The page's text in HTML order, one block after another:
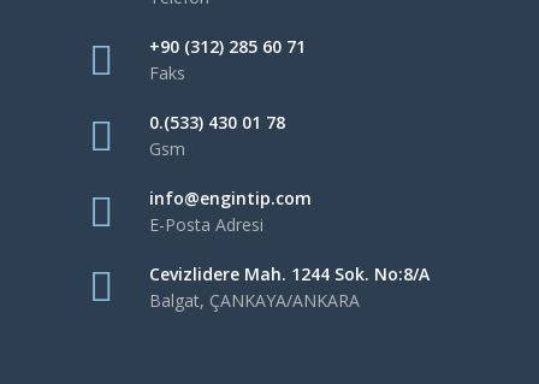
+90 (312) 285 60 71
Faks
0.(533) 430 01 78
Gsm
info@engintip.com
E-Posta Adresi
Cevizlidere Mah. 1244 Sok. No:8/A
Balgat, ÇANKAYA/ANKARA